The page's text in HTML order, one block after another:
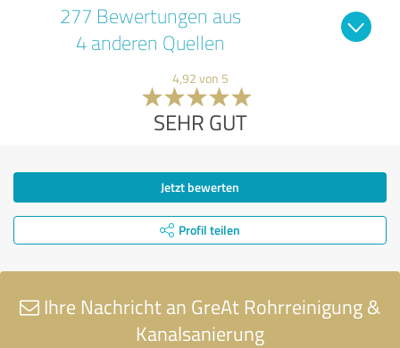
277 Bewertungen aus
4 anderen Quellen
4,92 von 5
SEHR GUT
Jetzt bewerten
Profil teilen
Ihre Nachricht an GreAt Rohrreinigung &
Kanalsanierung